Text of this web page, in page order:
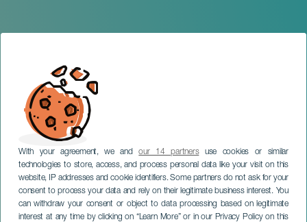
With your agreement, we andour 14 partnersuse cookies or similar
technologies to store, access, and process personal data like your visit on this
website, IP addresses and cookie identifiers. Some partners do not ask for your
consent to process your data and rely on their legitimate business interest. You
can withdraw your consent or object to data processing based on legitimate
interest at any time by clicking on “Learn More” or in our Privacy Policy on this
TENERIFFA